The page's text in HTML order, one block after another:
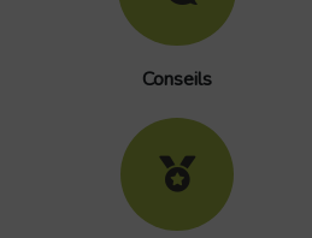
Conseils